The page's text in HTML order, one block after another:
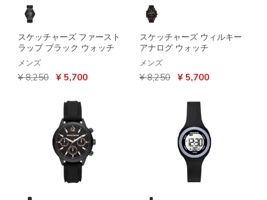
スケッチャーズ ファースト
ラップ ブラック ウォッチ
メンズ
からの値引き
¥ 8,250 から
¥ 5,700
スケッチャーズ ウィルキー
アナログ ウォッチ
メンズ
からの値引き
¥ 8,250 から
¥ 5,700